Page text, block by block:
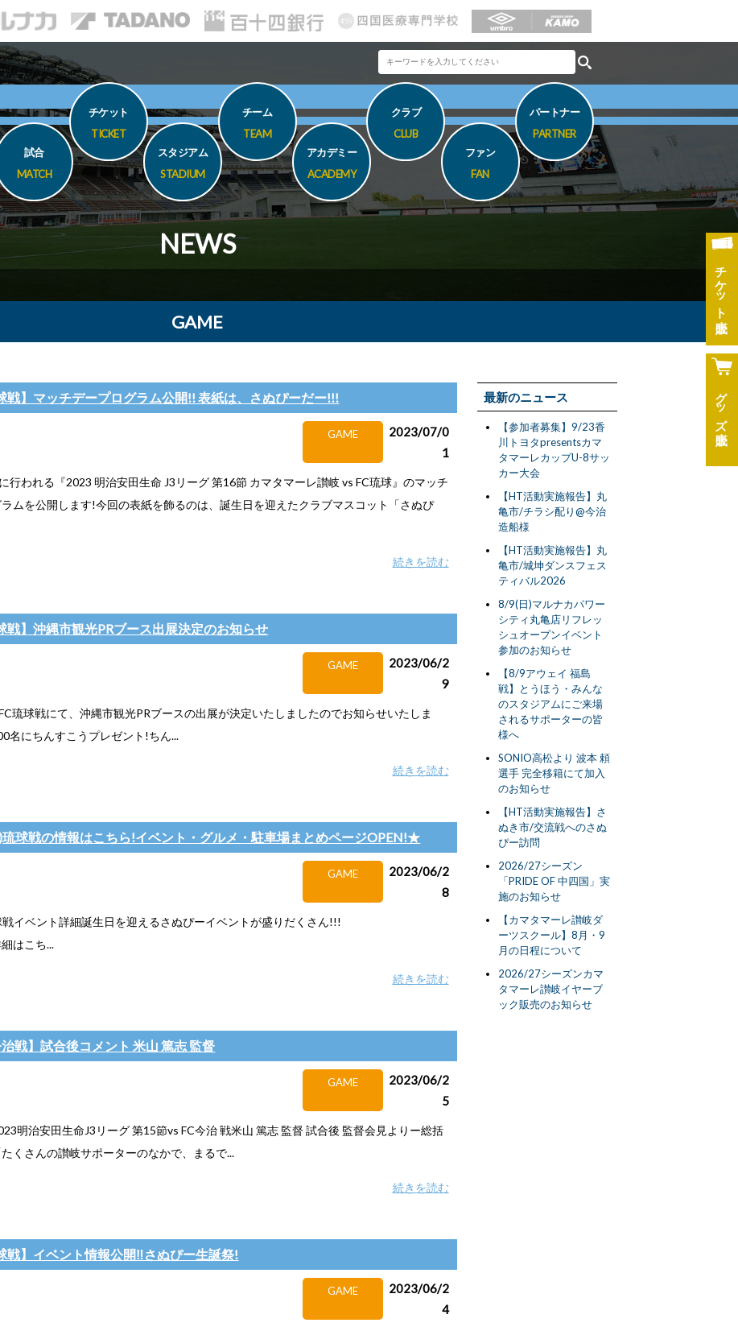
チケット
グッズ
試合
MATCH
チケット
TICKET
スタジアム
STADIUM
チーム
TEAM
アカデミー
ACADEMY
クラブ
CLUB
ファン
FAN
パートナー
PARTNER
NEWS
GAME
戦】マッチデープログラム公開!! 表紙は、さぬぴーだー!!!
GAME
2023/07/0
1
行われる『2023 明治安田生命 J3リーグ 第16節 カマタマーレ讃岐 vs FC琉球』のマッチ
ムを公開します!今回の表紙を飾るのは、誕生日を迎えたクラブマスコット「さぬぴ
続きを読む
戦】沖縄市観光PRブース出展決定のお知らせ
GAME
2023/06/2
9
琉球戦にて、沖縄市観光PRブースの出展が決定いたしましたのでお知らせいたしま
名にちんすこうプレゼント!ちん...
続きを読む
球戦の情報はこちら!イベント・グルメ・駐車場まとめページOPEN!★
GAME
2023/06/2
8
イベント詳細誕生日を迎えるさぬぴーイベントが盛りだくさん!!!
はこち...
続きを読む
治戦】試合後コメント 米山 篤志 監督
GAME
2023/06/2
5
明治安田生命J3リーグ 第15節vs FC今治 戦米山 篤志 監督 試合後 監督会見よりー総括
くさんの讃岐サポーターのなかで、まるで...
続きを読む
戦】イベント情報公開‼さぬぴー生誕祭!
GAME
2023/06/2
4
最新のニュース
【参加者募集】9/23香
川トヨタpresentsカマ
タマーレカップU-8サッ
カー大会
【HT活動実施報告】丸
亀市/チラシ配り@今治
造船様
【HT活動実施報告】丸
亀市/城坤ダンスフェス
ティバル2026
8/9(日)マルナカパワー
シティ丸亀店リフレッ
シュオープンイベント
参加のお知らせ
【8/9アウェイ 福島
戦】とうほう・みんな
のスタジアムにご来場
されるサポーターの皆
様へ
SONIO高松より 波本 頼
選手 完全移籍にて加入
のお知らせ
【HT活動実施報告】さ
ぬき市/交流戦へのさぬ
ぴー訪問
2026/27シーズン
「PRIDE OF 中四国」実
施のお知らせ
【カマタマーレ讃岐ダ
ーツスクール】8月・9
月の日程について
2026/27シーズンカマ
タマーレ讃岐イヤーブ
ック販売のお知らせ